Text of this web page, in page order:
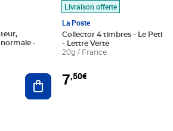
Ajouter au panier
Livraison offerte
La Poste
Collector 4 timbres - Le Petit
- Lettre Verte
20g / France
7,50€